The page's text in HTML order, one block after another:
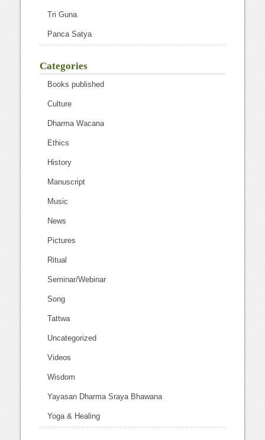
Tri Guna
Panca Satya
Categories
Books published
Culture
Dharma Wacana
Ethics
History
Manuscript
Music
News
Pictures
Ritual
Seminar/Webinar
Song
Tattwa
Uncategorized
Videos
Wisdom
Yayasan Dharma Sraya Bhawana
Yoga & Healing